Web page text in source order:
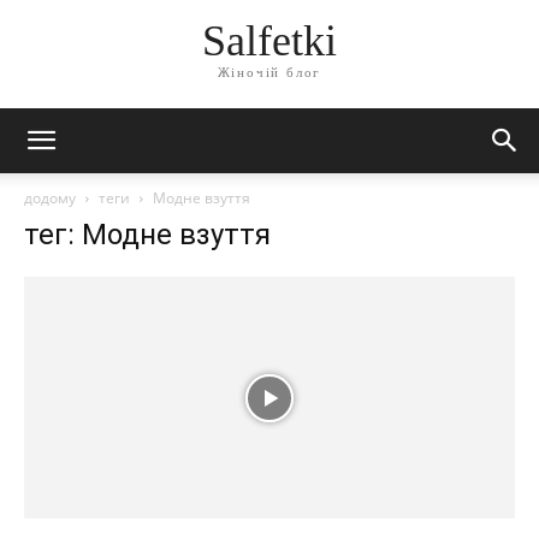
Salfetki
Жіночій блог
додому теги Модне взуття
тег: Модне взуття